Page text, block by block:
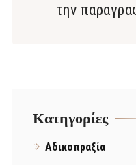
την
Kατηγορίες
Αδικοπραξία